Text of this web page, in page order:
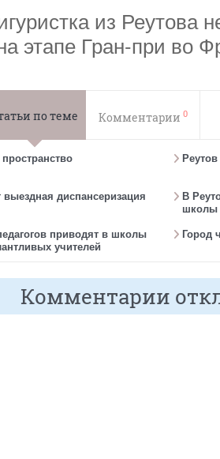
из Реутова
этапе Гран-при во
по теме Комментарии 0
выездная диспансеризация
В
школы
приводят в школы
учителей
Город
Комментарии